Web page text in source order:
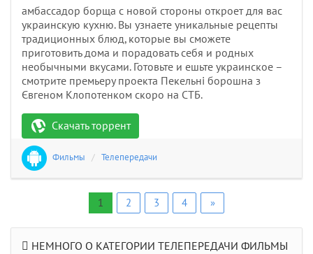
амбассадор борща с новой стороны откроет для вас
украинскую кухню. Вы узнаете уникальные рецепты
традиционных блюд, которые вы сможете
приготовить дома и порадовать себя и родных
необычными вкусами. Готовьте и ешьте украинское –
смотрите премьеру проекта Пекельні борошна з
Євгеном Клопотенком скоро на СТБ.
Скачать торрент
Фильмы / Телепередачи
1 2 3 4 »
НЕМНОГО О КАТЕГОРИИ ТЕЛЕПЕРЕДАЧИ ФИЛЬМЫ